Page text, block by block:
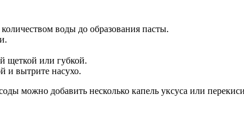
воды до образования пасты.
щеткой или губкой.
и вытрите насухо.
можно добавить несколько капель уксуса или